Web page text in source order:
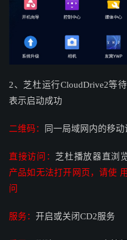
2、芝杜运行CloudDrive2等
表示启动成功
二维码： 同一局域网内的移
直接访问： 芝杜播放器直浏
产品如无法打开网页，请使
问
服务： 开启或关闭CD2服务